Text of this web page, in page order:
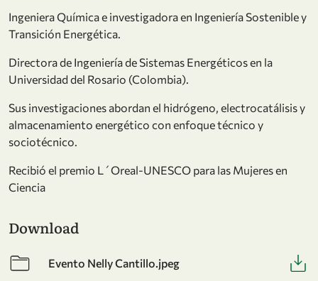
Ingeniera Química e investigadora en Ingeniería Sostenible y
Transición Energética.
Directora de Ingeniería de Sistemas Energéticos en la
Universidad del Rosario (Colombia).
Sus investigaciones abordan el hidrógeno, electrocatálisis y
almacenamiento energético con enfoque técnico y
sociotécnico.
Recibió el premio L´Oreal-UNESCO para las Mujeres en
Ciencia
Download
Evento Nelly Cantillo.jpeg